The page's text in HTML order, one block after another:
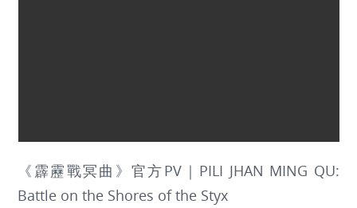
《霹靂戰冥曲》官方PV｜PILI JHAN MING QU:
Battle on the Shores of the Styx